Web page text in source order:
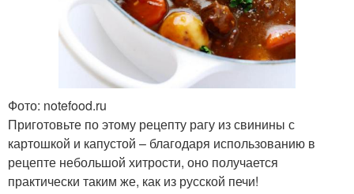
Фото: notefood.ru
Приготовьте по этому рецепту рагу из свинины с
картошкой и капустой – благодаря использованию в
рецепте небольшой хитрости, оно получается
практически таким же, как из русской печи!